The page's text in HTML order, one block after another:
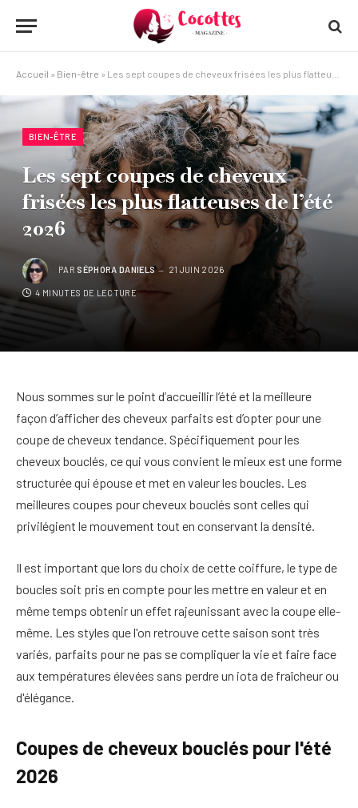
Accueil » Bien-être » Les sept coupes de cheveux frisées les plus flatteuses de l’été 2026
BIEN-ÊTRE
Les sept coupes de cheveux
frisées les plus flatteuses de l’été
2026
PAR SÉPHORA DANIELS 21 JUIN 2026
4 MINUTES DE LECTURE
Nous sommes sur le point d’accueillir l’été et la meilleure
façon d’afficher des cheveux parfaits est d’opter pour une
coupe de cheveux tendance. Spécifiquement pour les
cheveux bouclés, ce qui vous convient le mieux est une forme
structurée qui épouse et met en valeur les boucles. Les
meilleures coupes pour cheveux bouclés sont celles qui
privilégient le mouvement tout en conservant la densité.
Il est important que lors du choix de cette coiffure, le type de
boucles soit pris en compte pour les mettre en valeur et en
même temps obtenir un effet rajeunissant avec la coupe elle-
même. Les styles que l'on retrouve cette saison sont très
variés, parfaits pour ne pas se compliquer la vie et faire face
aux températures élevées sans perdre un iota de fraîcheur ou
d'élégance.
Coupes de cheveux bouclés pour l'été
2026